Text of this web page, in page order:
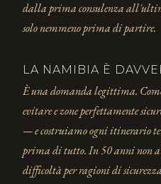
dalla prima consulenza
solo nemmeno prima di partire.
LA NAMIBIA È
È una domanda legittima.
evitare e zone perfettamente
— e costruiamo ogni itinerario
prima di tutto. In 50 anni non
difficoltà per ragioni di